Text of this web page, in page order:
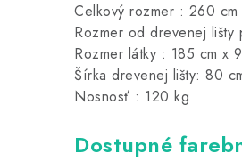
Celkový rozmer : 260
Rozmer od drevenej
Rozmer látky : 185 cm x
Šírka drevenej lišty: 80
Nosnosť : 120 kg
Dostupné